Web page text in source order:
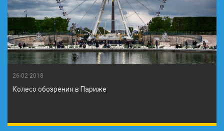
26-02-2018
Колесо обозрения в Париже